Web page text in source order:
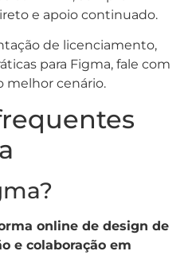
e apoio continuado.
de licenciamento,
para Figma, fale com
melhor cenário.
online de design de
e colaboração em